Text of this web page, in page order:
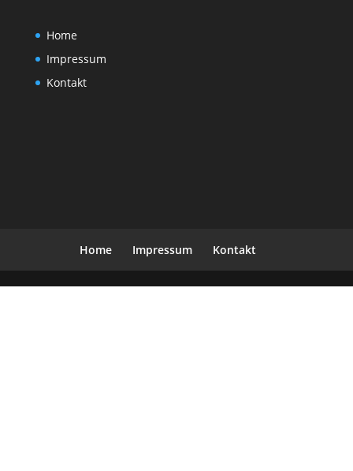
Home
Impressum
Kontakt
Home Impressum Kontakt